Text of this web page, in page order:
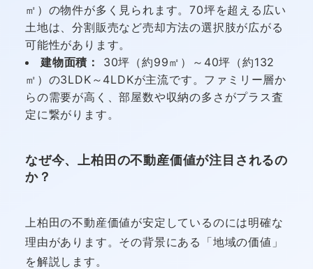
㎡）の物件が多く見られます。70坪を超える広い
土地は、分割販売など売却方法の選択肢が広がる
可能性があります。
建物面積：
30坪（約99㎡）～40坪（約132
㎡）の3LDK～4LDKが主流です。ファミリー層か
らの需要が高く、部屋数や収納の多さがプラス査
定に繋がります。
なぜ今、上柏田の不動産価値が注目されるの
か？
上柏田の不動産価値が安定しているのには明確な
理由があります。その背景にある「地域の価値」
を解説します。